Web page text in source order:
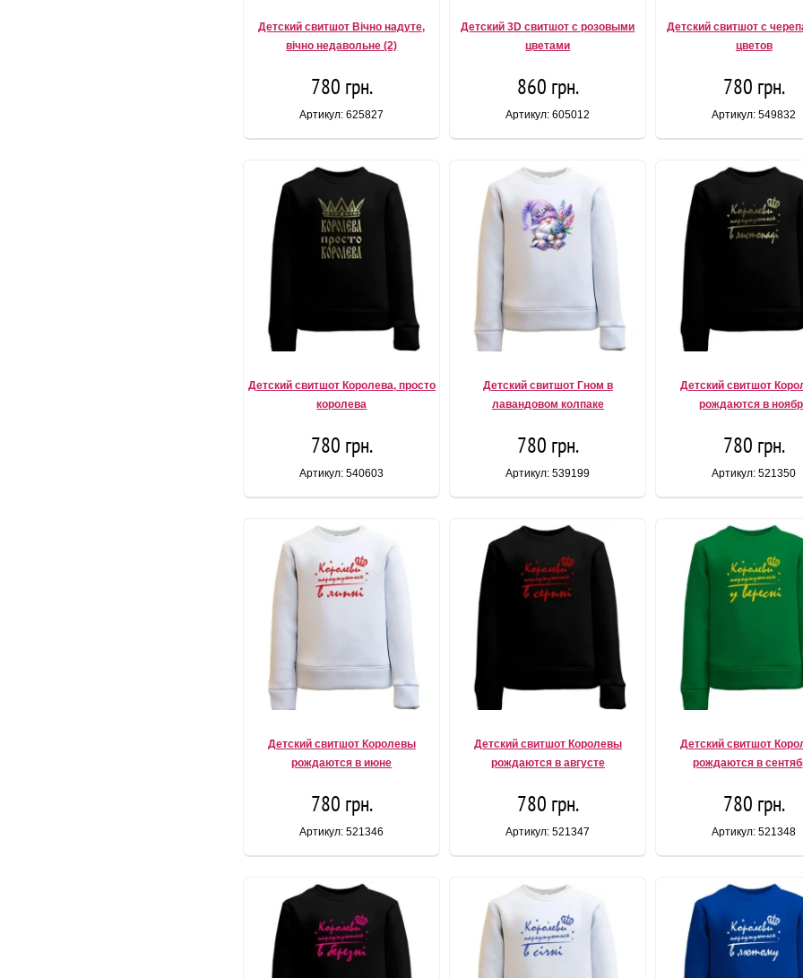
Детский свитшот Вічно надуте,
вічно недавольне (2)
780 грн.
Артикул: 625827
Детский 3D свитшот с розовыми
цветами
860 грн.
Артикул: 605012
Детский свитшот с
цветов
780 грн.
Артикул: 549832
Детский свитшот Королева, просто
королева
780 грн.
Артикул: 540603
Детский свитшот Гном в
лавандовом колпаке
780 грн.
Артикул: 539199
Детский свитшот
рождаются в
780 грн.
Артикул: 521350
Детский свитшот Королевы
рождаются в июне
780 грн.
Артикул: 521346
Детский свитшот Королевы
рождаются в августе
780 грн.
Артикул: 521347
Детский свитшот
рождаются в
780 грн.
Артикул: 521348